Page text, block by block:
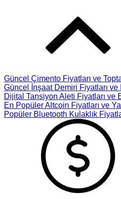
Güncel Çimento Fiyatları ve
Güncel İnşaat Demiri Fiyatları
Dijital Tansiyon Aleti Fiyatları ve
En Popüler Altcoin Fiyatları ve
Popüler Bluetooth Kulaklık